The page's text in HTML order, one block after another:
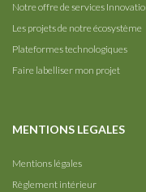
Notre offre de services
Les projets de notre écosystème
Plateformes technologiques
Faire labelliser mon projet
MENTIONS LEGALES
Mentions légales
Règlement intérieur